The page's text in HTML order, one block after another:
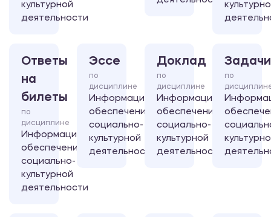
культурной
деятельности
Ответы
на
билеты
по
дисциплине
Информационное
обеспечение
социально-
культурной
деятельности
Эссе
по
дисциплине
Информационное
обеспечение
социально-
культурной
деятельности
Доклад
по
дисциплине
Информационное
обеспечение
социально-
культурной
деятельности
Задачи
по